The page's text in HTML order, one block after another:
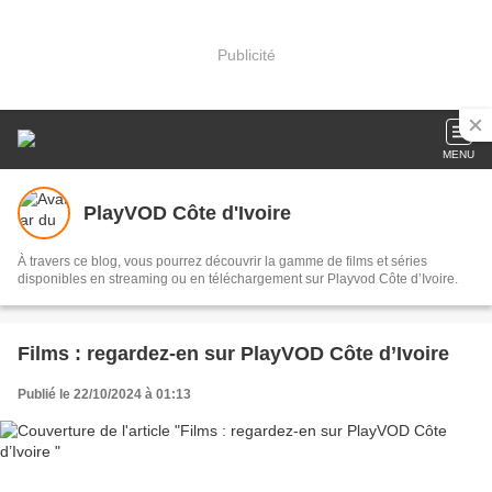
Publicité
MENU
PlayVOD Côte d'Ivoire
À travers ce blog, vous pourrez découvrir la gamme de films et séries
disponibles en streaming ou en téléchargement sur Playvod Côte d’Ivoire.
Films : regardez-en sur PlayVOD Côte d’Ivoire
Publié le 22/10/2024 à 01:13